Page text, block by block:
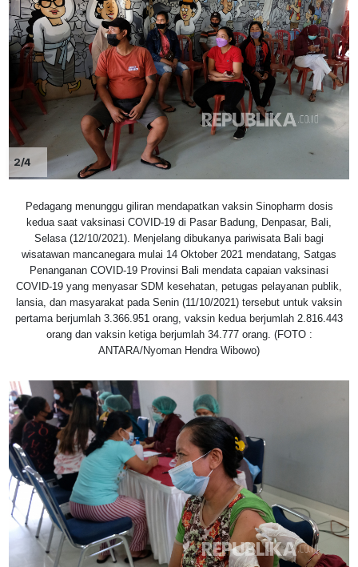
2/4
Pedagang menunggu giliran mendapatkan vaksin Sinopharm dosis
kedua saat vaksinasi COVID-19 di Pasar Badung, Denpasar, Bali,
Selasa (12/10/2021). Menjelang dibukanya pariwisata Bali bagi
wisatawan mancanegara mulai 14 Oktober 2021 mendatang, Satgas
Penanganan COVID-19 Provinsi Bali mendata capaian vaksinasi
COVID-19 yang menyasar SDM kesehatan, petugas pelayanan publik,
lansia, dan masyarakat pada Senin (11/10/2021) tersebut untuk vaksin
pertama berjumlah 3.366.951 orang, vaksin kedua berjumlah 2.816.443
orang dan vaksin ketiga berjumlah 34.777 orang. (FOTO :
ANTARA/Nyoman Hendra Wibowo)